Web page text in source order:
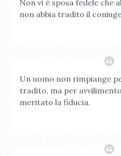
Non vi è sposa fedele che
non abbia tradito il
Un uomo non rimpiange
tradito, ma per
meritato la fiducia.